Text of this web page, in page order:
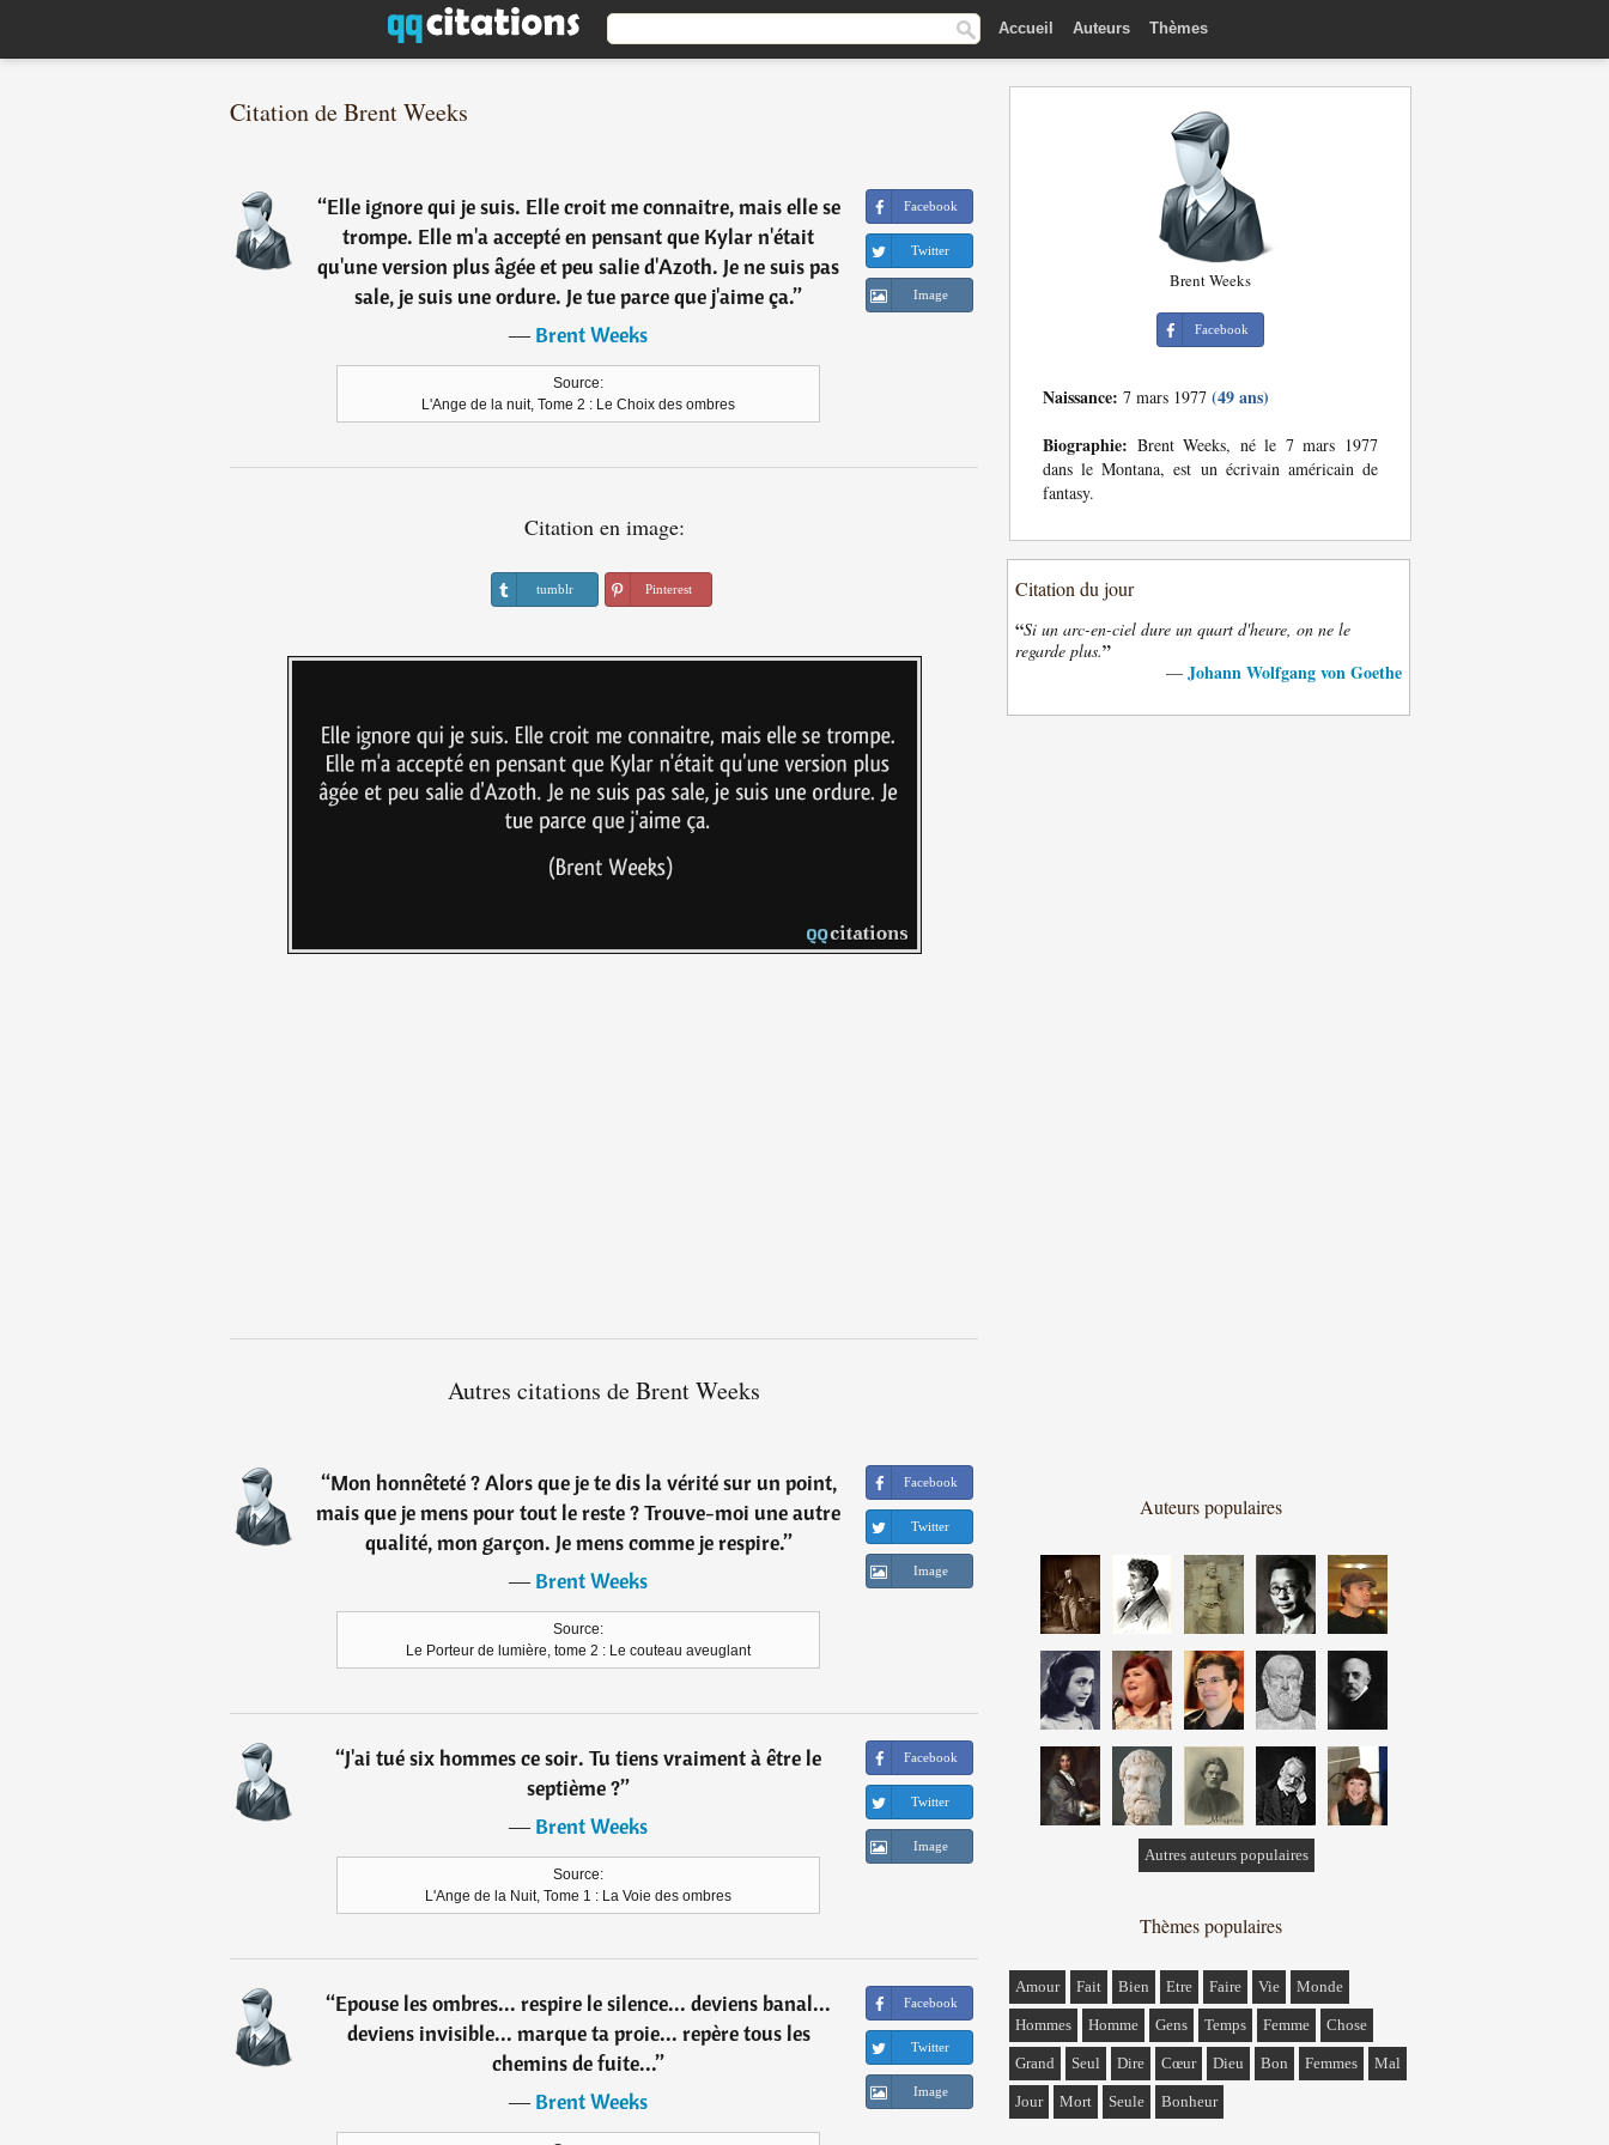
Accueil Auteurs Thèmes
Citation de Brent Weeks
“Elle ignore qui je suis. Elle croit me connaitre, mais elle se
trompe. Elle m'a accepté en pensant que Kylar n'était
qu'une version plus âgée et peu salie d'Azoth. Je ne suis pas
sale, je suis une ordure. Je tue parce que j'aime ça.”
―Brent Weeks
Source:
L'Ange de la nuit, Tome 2 : Le Choix des ombres
Facebook
Twitter
Image
Citation en image:
tumblr Pinterest
Autres citations de Brent Weeks
“Mon honnêteté ? Alors que je te dis la vérité sur un point,
mais que je mens pour tout le reste ? Trouve-moi une autre
qualité, mon garçon. Je mens comme je respire.”
―Brent Weeks
Source:
Le Porteur de lumière, tome 2 : Le couteau aveuglant
Facebook
Twitter
Image
“J'ai tué six hommes ce soir. Tu tiens vraiment à être le
septième ?”
―Brent Weeks
Source:
L'Ange de la Nuit, Tome 1 : La Voie des ombres
Facebook
Twitter
Image
“Epouse les ombres... respire le silence... deviens banal...
deviens invisible... marque ta proie... repère tous les
chemins de fuite...”
―Brent Weeks
Facebook
Twitter
Image
Brent Weeks
Facebook
Naissance: 7 mars 1977 (49 ans)
Biographie: Brent Weeks, né le 7 mars 1977
dans le Montana, est un écrivain américain de
fantasy.
Citation du jour
“Si un arc-en-ciel dure un quart d'heure, on ne le
regarde plus.”
— Johann Wolfgang von Goethe
Auteurs populaires
Autres auteurs populaires
Thèmes populaires
Amour Fait Bien Etre Faire Vie Monde
Hommes Homme Gens Temps Femme Chose
Grand Seul Dire Cœur Dieu Bon Femmes Mal
Jour Mort Seule Bonheur